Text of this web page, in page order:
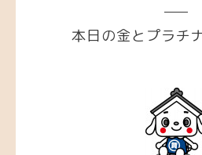
本日の金とプラチ